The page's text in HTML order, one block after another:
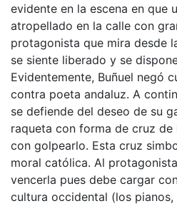
evidente en la escena en que
atropellado en la calle con
protagonista que mira desde
se siente liberado y se
Evidentemente, Buñuel negó
contra poeta andaluz. A
se defiende del deseo de su
raqueta con forma de cruz de
con golpearlo. Esta cruz
moral católica. Al
vencerla pues debe cargar
cultura occidental (los